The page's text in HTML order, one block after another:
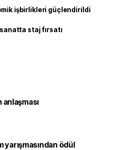
işbirlikleri güçlendirildi
staj fırsatı
yarışmasından ödül